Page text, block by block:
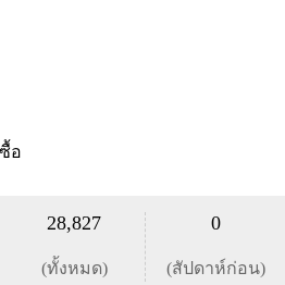
อ
28,827
(ทั้งหมด)
0
(สัปดาห์ก่อน)